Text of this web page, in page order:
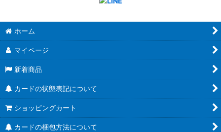
ホーム
マイページ
新着商品
カードの状態表記について
ショッピングカート
カードの梱包方法について